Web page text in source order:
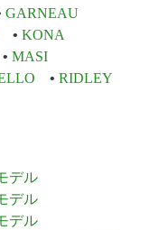
GARNEAU
KONA
MASI
RIDLEY
デル
デル
デル